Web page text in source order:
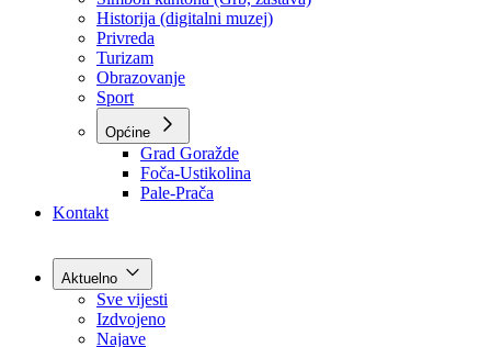
O kantonu
O kantonu
Simboli kantona (Grb, zastava)
Historija (digitalni muzej)
Privreda
Turizam
Obrazovanje
Sport
Općine
Kontakt
Aktuelno